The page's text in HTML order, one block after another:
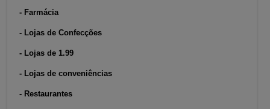
- Farmácia
- Lojas de Confecções
- Lojas de 1.99
- Lojas de conveniências
- Restaurantes